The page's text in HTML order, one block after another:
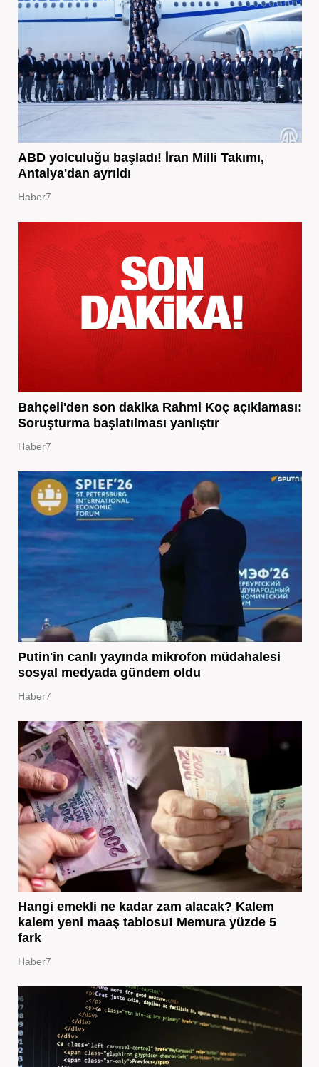
ABD yolculuğu başladı! İran Milli Takımı,
Antalya'dan ayrıldı
Haber7
Bahçeli'den son dakika Rahmi Koç açıklaması:
Soruşturma başlatılması yanlıştır
Haber7
Putin'in canlı yayında mikrofon müdahalesi
sosyal medyada gündem oldu
Haber7
Hangi emekli ne kadar zam alacak? Kalem
kalem yeni maaş tablosu! Memura yüzde 5
fark
Haber7